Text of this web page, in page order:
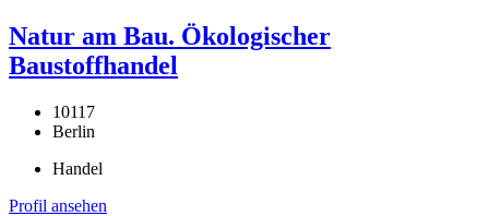
Natur am Bau. Ökologischer
Baustoffhandel
10117
Berlin
Handel
Profil ansehen